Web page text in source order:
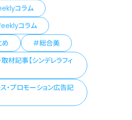
コラム
コラム
め
総合美
材記事【シンデレラフィ
・プロモーション広告記